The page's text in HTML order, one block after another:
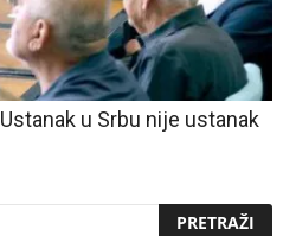
u Srbu nije ustanak